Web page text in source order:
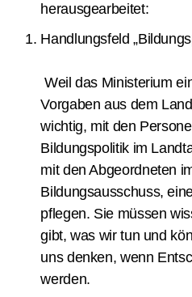
herausgearbeitet:
Handlungsfeld
Weil das Ministerium
Vorgaben aus dem
wichtig, mit den
Bildungspolitik im
mit den Abgeordneten
Bildungsausschuss,
pflegen. Sie müssen
gibt, was wir tun und
uns denken, wenn
werden.